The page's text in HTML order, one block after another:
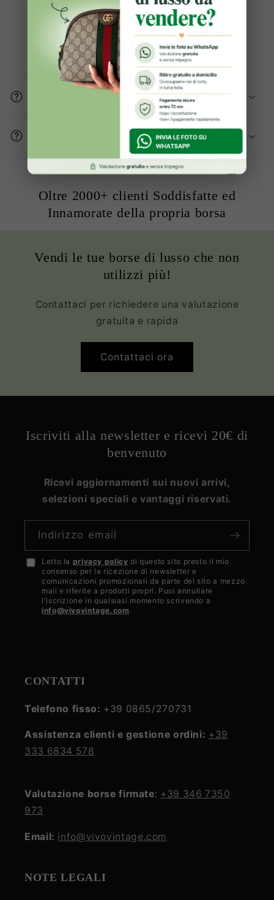
Domande frequenti
Gli articoli sono originali?
Come mi assicurate che le condizioni del
Oltre 2000+ clienti Soddisfatte ed
Innamorate della propria borsa
Vendi le tue borse di lusso che non
utilizzi più!
Contattaci per richiedere una valutazione
gratuita e rapida
Contattaci ora
Iscriviti alla newsletter e ricevi 20€ di
benvenuto
Ricevi aggiornamenti sui nuovi arrivi,
selezioni speciali e vantaggi riservati.
Indirizzo email
Accetto
privacy
policy
Letto la privacy policy di questo sito presto il mio
consenso per la ricezione di newsletter e
comunicazioni promozionali da parte del sito a mezzo
mail e riferite a prodotti propri. Puoi annullare
l'iscrizione in qualsiasi momento scrivendo a
info@vivovintage.com .
CONTATTI
Telefono fisso: +39 0865/270731
Assistenza clienti e gestione ordini: +39
333 6834 578
Valutazione borse firmate: +39 346 7350
973
Email: info@vivovintage.com
NOTE LEGALI